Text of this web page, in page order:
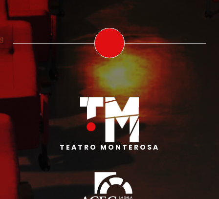
TEATRO MONTEROSA